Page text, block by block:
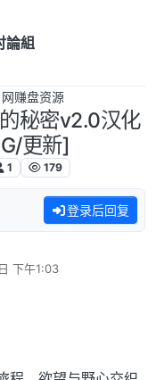
論組
网赚盘资源
秘密v2.0汉化
更新]
1 179
登录后回复
下午1:03